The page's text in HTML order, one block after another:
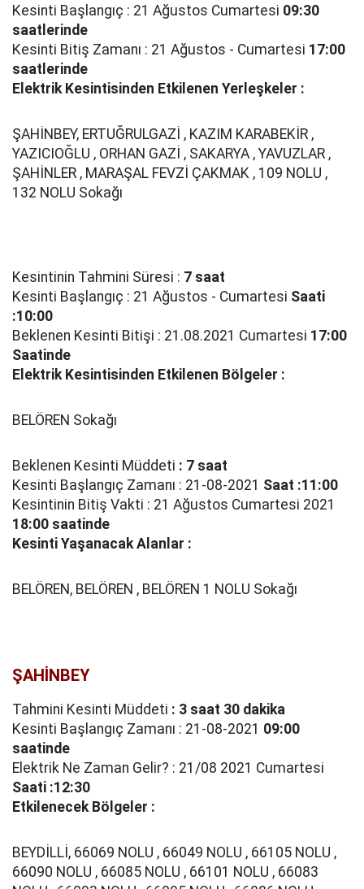
Kesinti Başlangıç : 21 Ağustos Cumartesi 09:30
saatlerinde
Kesinti Bitiş Zamanı : 21 Ağustos - Cumartesi 17:00
saatlerinde
Elektrik Kesintisinden Etkilenen Yerleşkeler :
ŞAHİNBEY, ERTUĞRULGAZİ , KAZIM KARABEKİR ,
YAZICIOĞLU , ORHAN GAZİ , SAKARYA , YAVUZLAR ,
ŞAHİNLER , MARAŞAL FEVZİ ÇAKMAK , 109 NOLU ,
132 NOLU Sokağı
Kesintinin Tahmini Süresi : 7 saat
Kesinti Başlangıç : 21 Ağustos - Cumartesi Saati
:10:00
Beklenen Kesinti Bitişi : 21.08.2021 Cumartesi 17:00
Saatinde
Elektrik Kesintisinden Etkilenen Bölgeler :
BELÖREN Sokağı
Beklenen Kesinti Müddeti : 7 saat
Kesinti Başlangıç Zamanı : 21-08-2021 Saat :11:00
Kesintinin Bitiş Vakti : 21 Ağustos Cumartesi 2021
18:00 saatinde
Kesinti Yaşanacak Alanlar :
BELÖREN, BELÖREN , BELÖREN 1 NOLU Sokağı
ŞAHİNBEY
Tahmini Kesinti Müddeti : 3 saat 30 dakika
Kesinti Başlangıç Zamanı : 21-08-2021 09:00
saatinde
Elektrik Ne Zaman Gelir? : 21/08 2021 Cumartesi
Saati :12:30
Etkilenecek Bölgeler :
BEYDİLLİ, 66069 NOLU , 66049 NOLU , 66105 NOLU ,
66090 NOLU , 66085 NOLU , 66101 NOLU , 66083